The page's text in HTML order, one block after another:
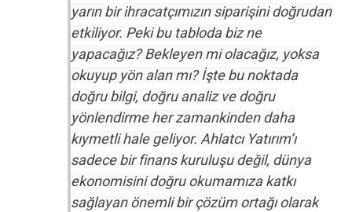
yarın bir ihracatçımızın siparişini doğrudan
etkiliyor. Peki bu tabloda biz ne
yapacağız? Bekleyen mi olacağız, yoksa
okuyup yön alan mı? İşte bu noktada
doğru bilgi, doğru analiz ve doğru
yönlendirme her zamankinden daha
kıymetli hale geliyor. Ahlatcı Yatırım’ı
sadece bir finans kuruluşu değil, dünya
ekonomisini doğru okumamıza katkı
sağlayan önemli bir çözüm ortağı olarak